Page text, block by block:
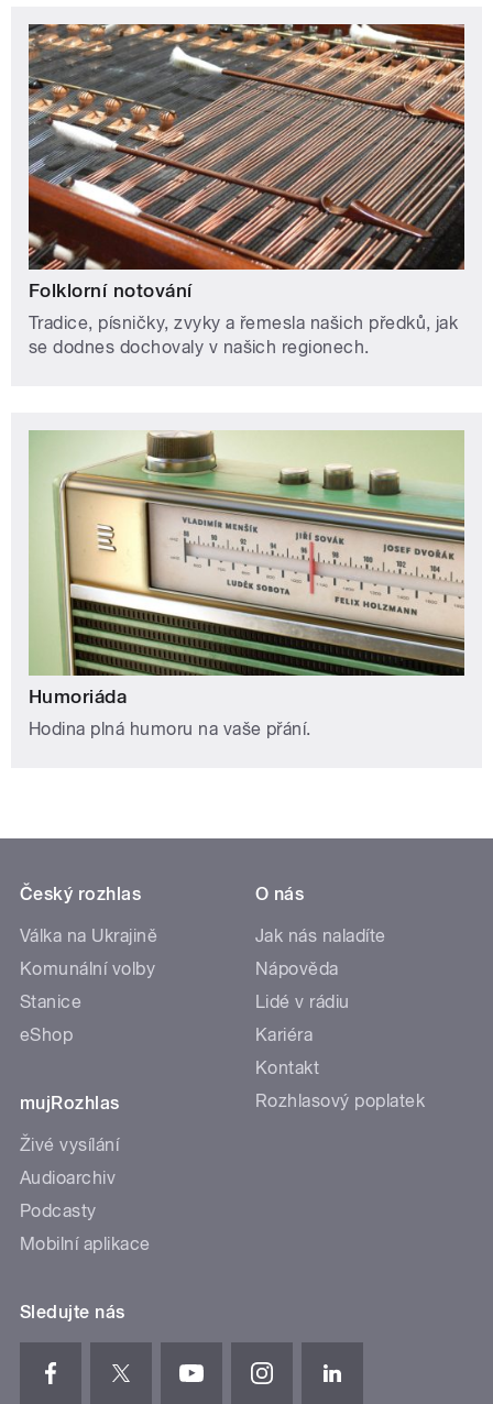
Folklorní notování
Tradice, písničky, zvyky a řemesla našich předků, jak
se dodnes dochovaly v našich regionech.
Humoriáda
Hodina plná humoru na vaše přání.
Český rozhlas
Válka na Ukrajině
Komunální volby
Stanice
eShop
mujRozhlas
Živé vysílání
Audioarchiv
Podcasty
Mobilní aplikace
O nás
Jak nás naladíte
Nápověda
Lidé v rádiu
Kariéra
Kontakt
Rozhlasový poplatek
Sledujte nás